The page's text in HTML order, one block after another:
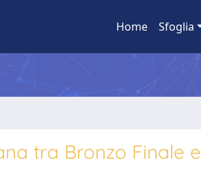
Home Sfoglia
tra Bronzo Finale e